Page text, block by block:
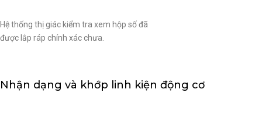
Hệ thống thị giác kiểm tra xem hộp số đã
được lắp ráp chính xác chưa.
Nhận dạng và khớp linh kiện động cơ